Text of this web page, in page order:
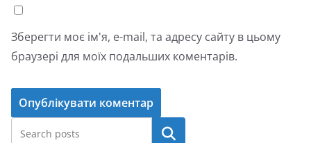
Зберегти моє ім'я, e-mail, та адресу сайту в цьому
браузері для моїх подальших коментарів.
Пошук